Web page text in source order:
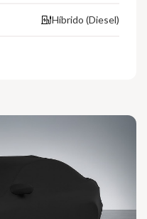
Híbrido (Diesel)